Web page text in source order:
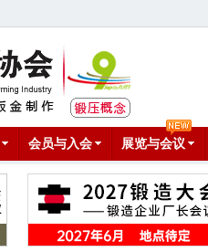
会员与入会 展览与会议